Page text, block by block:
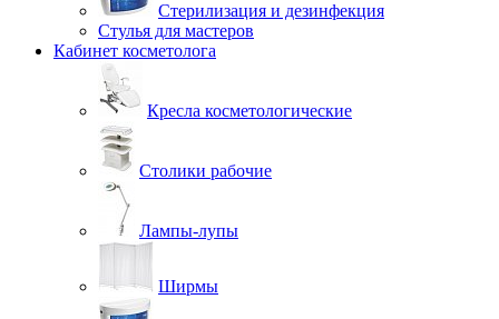
Стерилизация и дезинфекция
Стулья для мастеров
Кабинет косметолога
Кресла косметологические
Столики рабочие
Лампы-лупы
Ширмы